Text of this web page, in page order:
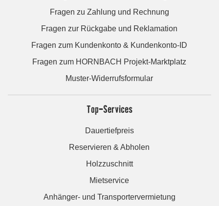
Fragen zu Zahlung und Rechnung
Fragen zur Rückgabe und Reklamation
Fragen zum Kundenkonto & Kundenkonto-ID
Fragen zum HORNBACH Projekt-Marktplatz
Muster-Widerrufsformular
Top-Services
Dauertiefpreis
Reservieren & Abholen
Holzzuschnitt
Mietservice
Anhänger- und Transportervermietung